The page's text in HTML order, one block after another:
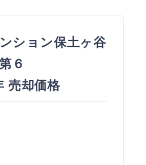
ション保土ヶ谷
６
売却価格